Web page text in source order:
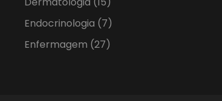
Endocrinologia (7)
Enfermagem (27)